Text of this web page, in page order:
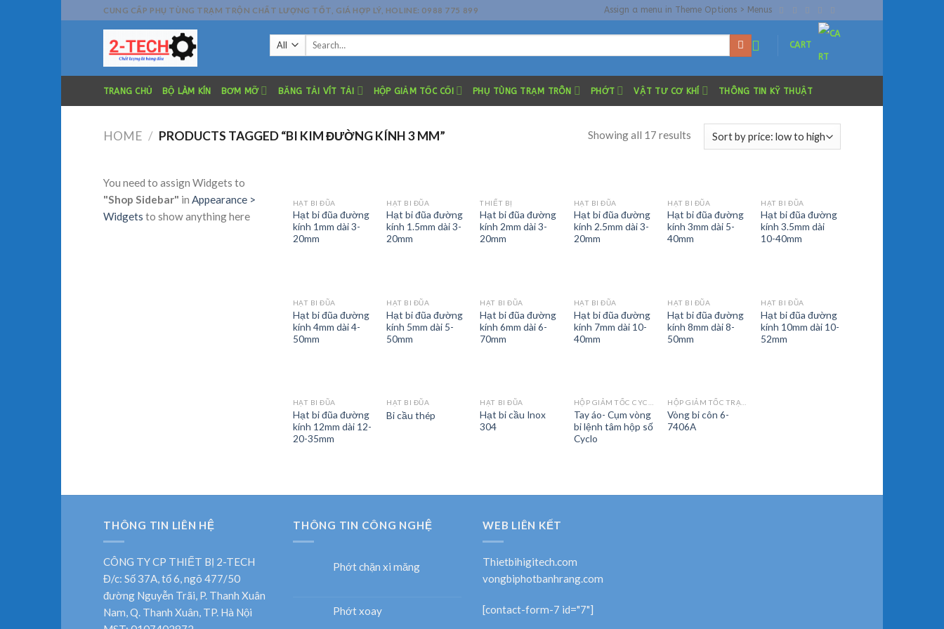
to
CUNG CẤP PHỤ TÙNG TRẠM TRỘN CHẤT LƯỢNG TỐT, GIÁ HỢP LÝ, HOLINE: 0988 775 899 Assign a menu in Theme Options > Menus
Search
CART
TRANG CHỦ BỘ LÀM KÍN BƠM MỠ BĂNG TẢI VÍT TẢI HỘP GIẢM TỐC CỐI PHỤ TÙNG TRẠM TRÔN PHỚT VẬT TƯ CƠ KHÍ THÔNG TIN KỸ THUẬT
HOME / PRODUCTS TAGGED “BI KIM ĐƯỜNG KÍNH 3 MM” Showing all 17 results
You need to assign Widgets to
"Shop Sidebar" in Appearance >
Widgets to show anything here
HẠT BI ĐŨA
Hạt bi đũa đường
kính 1mm dài 3-
20mm
HẠT BI ĐŨA
Hạt bi đũa đường
kính 1.5mm dài 3-
20mm
THIẾT BỊ
Hạt bi đũa đường
kính 2mm dài 3-
20mm
HẠT BI ĐŨA
Hạt bi đũa đường
kính 2.5mm dài 3-
20mm
HẠT BI ĐŨA
Hạt bi đũa đường
kính 3mm dài 5-
40mm
HẠT BI ĐŨA
Hạt bi đũa đường
kính 3.5mm dài
10-40mm
HẠT BI ĐŨA
Hạt bi đũa đường
kính 4mm dài 4-
50mm
HẠT BI ĐŨA
Hạt bi đũa đường
kính 5mm dài 5-
50mm
HẠT BI ĐŨA
Hạt bi đũa đường
kính 6mm dài 6-
70mm
HẠT BI ĐŨA
Hạt bi đũa đường
kính 7mm dài 10-
40mm
HẠT BI ĐŨA
Hạt bi đũa đường
kính 8mm dài 8-
50mm
HẠT BI ĐŨA
Hạt bi đũa đường
kính 10mm dài 10-
52mm
HẠT BI ĐŨA
Hạt bi đũa đường
kính 12mm dài 12-
20-35mm
HẠT BI ĐŨA
Bi cầu thép
HẠT BI ĐŨA
Hạt bi cầu Inox
304
Tay áo- Cụm vòng
bi lệnh tâm hộp số
Cyclo
Vòng bi côn 6-
7406A
THÔNG TIN LIÊN HỆ
CÔNG TY CP THIẾT BỊ 2-TECH
Đ/c: Số 37A, tổ 6, ngõ 477/50
đường Nguyễn Trãi, P. Thanh Xuân
Nam, Q. Thanh Xuân, TP. Hà Nội
THÔNG TIN CÔNG NGHỆ
Phớt chặn xi măng
Phớt xoay
WEB LIÊN KẾT
Thietbihigitech.com
vongbiphotbanhrang.com
[contact-form-7 id="7"]